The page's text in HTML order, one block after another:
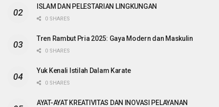
ISLAM DAN PELESTARIAN LINGKUNGAN
0 SHARES
Tren Rambut Pria 2025: Gaya Modern dan Maskulin
0 SHARES
Yuk Kenali Istilah Dalam Karate
0 SHARES
AYAT-AYAT KREATIVITAS DAN INOVASI PELAYANAN